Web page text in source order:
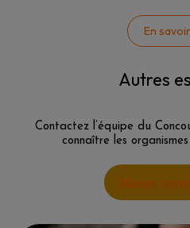
En
Autres
Contactez l’équipe du
connaître les